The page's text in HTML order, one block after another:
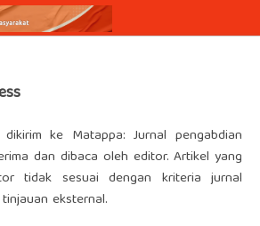
ke Matappa: Jurnal pengabdian
dan dibaca oleh editor. Artikel yang
tidak sesuai dengan kriteria jurnal
eksternal.